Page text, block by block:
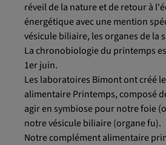
réveil de la nature et de retour à
énergétique avec une mention
vésicule biliaire, les organes de la
La chronobiologie du printemps
1er juin.
Les laboratoires Bimont ont créé
alimentaire Printemps, composé
agir en symbiose pour notre foie
notre vésicule biliaire (organe fu).
Notre complément alimentaire